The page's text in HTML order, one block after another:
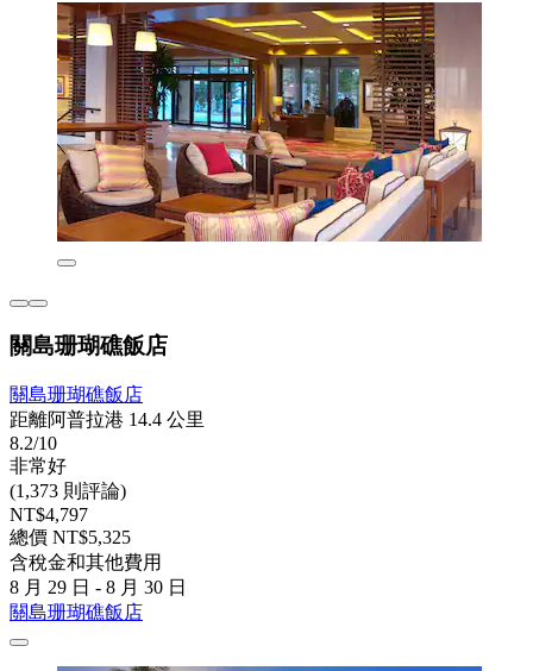
關島珊瑚礁飯店
關島珊瑚礁飯店
距離阿普拉港 14.4 公里
8.2/10
非常好
(1,373 則評論)
NT$4,797
總價 NT$5,325
含稅金和其他費用
8 月 29 日 - 8 月 30 日
關島珊瑚礁飯店